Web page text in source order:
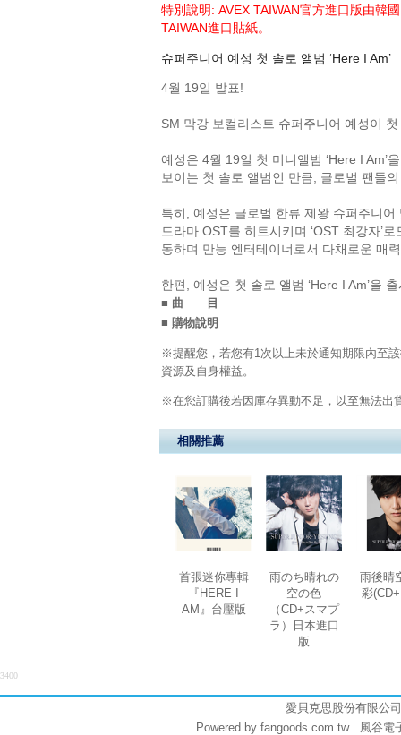
特別說明: AVEX TAIWAN官方進口版由韓
TAIWAN進口貼紙。
슈퍼주니어 예성 첫 솔로 앨범 ‘Here I Am’
4월 19일 발표!
SM 막강 보컬리스트 슈퍼주니어 예성이
예성은 4월 19일 첫 미니앨범 ‘Here I
보이는 첫 솔로 앨범인 만큼, 글로벌 팬들
특히, 예성은 글로벌 한류 제왕 슈퍼주니어
드라마 OST를 히트시키며 ‘OST 최강자’
동하며 만능 엔터테이너로서 다채로운 매
한편, 예성은 첫 솔로 앨범 ‘Here I Am’을
■ 曲 目
■ 購物說明
※提醒您，若您有1次以上未於通知期限內至
資源及自身權益。
※在您訂購後若因庫存異動不足，以至無法出
相關推薦
首張迷你專輯
『HERE I
AM』台壓版
雨のち晴れの
空の色
（CD+スマプ
ラ）日本進口
版
雨後晴
彩
3400
愛貝克思股份有限
Powered by fangoods.com.tw 風谷電子商